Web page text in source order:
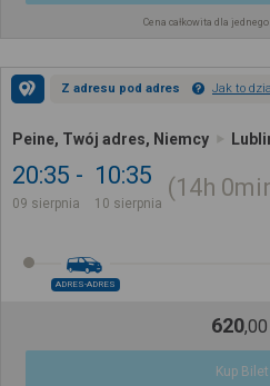
Cena całkowita dla
Z adresu pod adres Jak to
Peine, Twój adres, Niemcy
20:35
09 sierpnia
10:35
10 sierpnia
14h
ADRES-ADRES
620,00
Kup Bilet